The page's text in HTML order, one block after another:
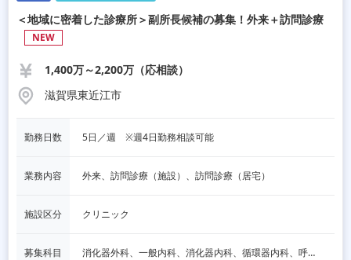
＜地域に密着した診療所＞副所長候補の募集！外来＋訪問診療
NEW
1,400万～2,200万（応相談）
滋賀県東近江市
勤務日数 5日／週　※週4日勤務相談可能
業務内容 外来、訪問診療（施設）、訪問診療（居宅）
施設区分 クリニック
募集科目 消化器外科、一般内科、消化器内科、循環器内科、呼吸器内科、血液内科、脳神経内科、内分泌内科、老人内科、一般外科、その他